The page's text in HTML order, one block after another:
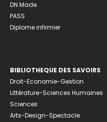
DN Made
PASS
Diplome infirmier
BIBLIOTHEQUE DES SAVOIRS
Droit-Economie-Gestion
Littérature-Sciences Humaines
Sciences
Arts-Design-Spectacle